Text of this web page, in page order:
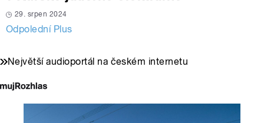
29. srpen 2024
Odpolední Plus
Největší audioportál na českém internetu